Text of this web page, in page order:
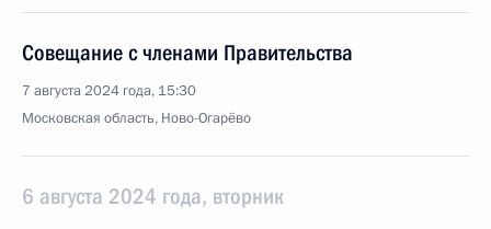
Совещание с членами Правительства
7 августа 2024 года, 15:30
Московская область, Ново-Огарёво
6 августа 2024 года, вторник